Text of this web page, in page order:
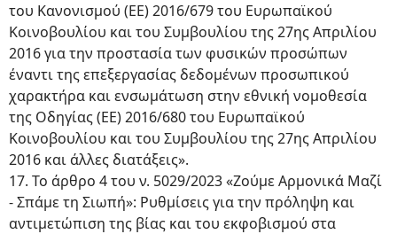
του Κανονισμού (ΕΕ) 2016/679 του Ευρωπαϊκού
Κοινοβουλίου και του Συμβουλίου της 27ης Απριλίου
2016 για την προστασία των φυσικών προσώπων
έναντι της επεξεργασίας δεδομένων προσωπικού
χαρακτήρα και ενσωμάτωση στην εθνική νομοθεσία
της Οδηγίας (ΕΕ) 2016/680 του Ευρωπαϊκού
Κοινοβουλίου και του Συμβουλίου της 27ης Απριλίου
2016 και άλλες διατάξεις».
17. Το άρθρο 4 του ν. 5029/2023 «Ζούμε Αρμονικά Μαζί
- Σπάμε τη Σιωπή»: Ρυθμίσεις για την πρόληψη και
αντιμετώπιση της βίας και του εκφοβισμού στα